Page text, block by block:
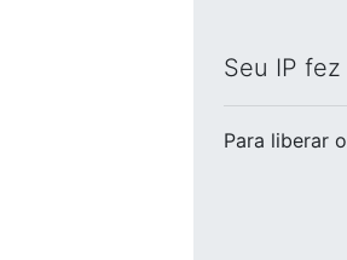
Seu IP
Para liberar